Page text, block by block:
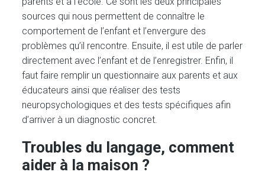
sources qui nous permettent de connaître le
comportement de l’enfant et l’envergure des
problèmes qu’il rencontre. Ensuite, il est utile de parler
directement avec l’enfant et de l’enregistrer. Enfin, il
faut faire remplir un questionnaire aux parents et aux
éducateurs ainsi que réaliser des tests
neuropsychologiques et des tests spécifiques afin
d’arriver à un diagnostic concret.
Troubles du langage, comment
aider à la maison ?